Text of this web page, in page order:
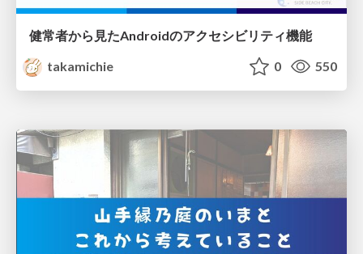
健常者から見たAndroidのアクセシビリティ機能
takamichie
0 550